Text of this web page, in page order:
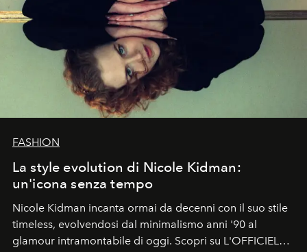
FASHION
La style evolution di Nicole Kidman:
un'icona senza tempo
Nicole Kidman incanta ormai da decenni con il suo stile
timeless, evolvendosi dal minimalismo anni '90 al
glamour intramontabile di oggi. Scopri su L'OFFICIEL